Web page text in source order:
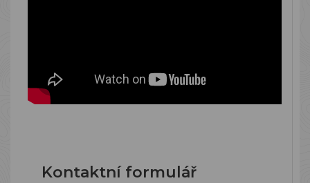
Kontaktní formulář